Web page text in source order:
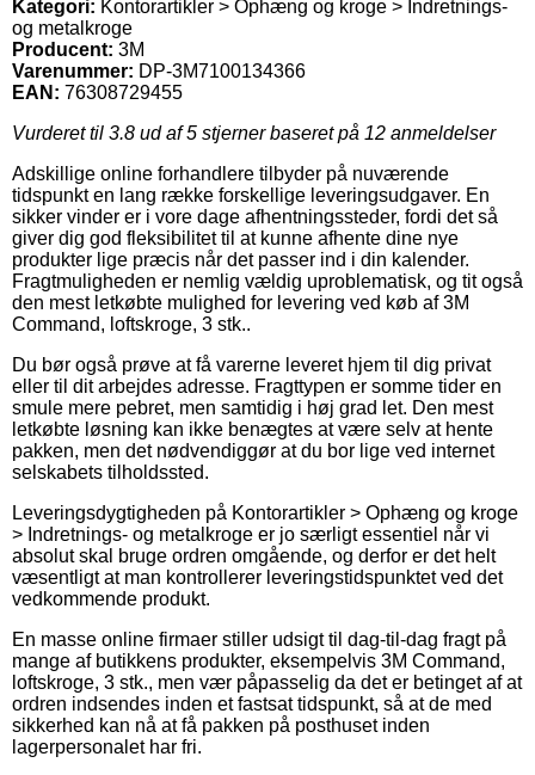
Kategori: Kontorartikler > Ophæng og kroge > Indretnings-
og metalkroge
Producent: 3M
Varenummer: DP-3M7100134366
EAN: 76308729455
Vurderet til 3.8 ud af 5 stjerner baseret på 12 anmeldelser
Adskillige online forhandlere tilbyder på nuværende
tidspunkt en lang række forskellige leveringsudgaver. En
sikker vinder er i vore dage afhentningssteder, fordi det så
giver dig god fleksibilitet til at kunne afhente dine nye
produkter lige præcis når det passer ind i din kalender.
Fragtmuligheden er nemlig vældig uproblematisk, og tit også
den mest letkøbte mulighed for levering ved køb af 3M
Command, loftskroge, 3 stk..
Du bør også prøve at få varerne leveret hjem til dig privat
eller til dit arbejdes adresse. Fragttypen er somme tider en
smule mere pebret, men samtidig i høj grad let. Den mest
letkøbte løsning kan ikke benægtes at være selv at hente
pakken, men det nødvendiggør at du bor lige ved internet
selskabets tilholdssted.
Leveringsdygtigheden på Kontorartikler > Ophæng og kroge
> Indretnings- og metalkroge er jo særligt essentiel når vi
absolut skal bruge ordren omgående, og derfor er det helt
væsentligt at man kontrollerer leveringstidspunktet ved det
vedkommende produkt.
En masse online firmaer stiller udsigt til dag-til-dag fragt på
mange af butikkens produkter, eksempelvis 3M Command,
loftskroge, 3 stk., men vær påpasselig da det er betinget af at
ordren indsendes inden et fastsat tidspunkt, så at de med
sikkerhed kan nå at få pakken på posthuset inden
lagerpersonalet har fri.